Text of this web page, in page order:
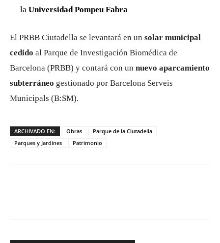
la Universidad Pompeu Fabra
El PRBB Ciutadella se levantará en un solar municipal
cedido al Parque de Investigación Biomédica de
Barcelona (PRBB) y contará con un nuevo aparcamiento
subterráneo gestionado por Barcelona Serveis
Municipals (B:SM).
ARCHIVADO EN: Obras
Parque de la Ciutadella
Parques y Jardines
Patrimonio